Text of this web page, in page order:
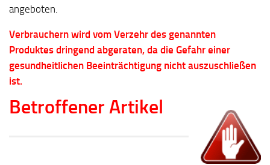
angeboten.
Verbrauchern wird vom Verzehr des genannten
Produktes dringend abgeraten, da die Gefahr einer
gesundheitlichen Beeinträchtigung nicht auszuschließen
ist.
Betroffener Artikel